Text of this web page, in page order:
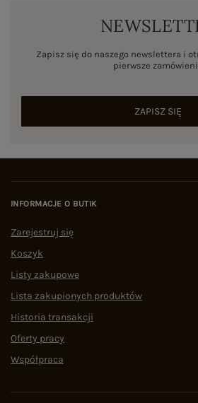
Zapisz się do naszego newslettera i
pierwsze
ZAPISZ SIĘ
INFORMACJE O BUTIK
Zarejestruj się
Koszyk
Listy zakupowe
Lista zakupionych produktów
Historia transakcji
Oferty pracy
Współpraca